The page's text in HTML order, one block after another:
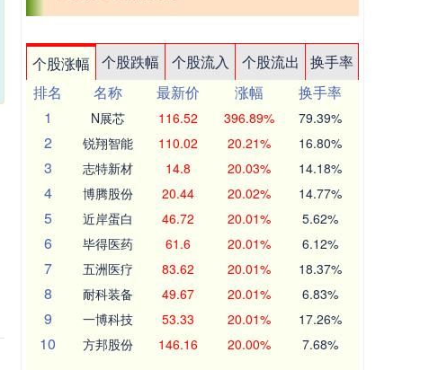
个股涨幅 个股跌幅 个股流入 个股流出
换手率
排名
名称 最新价 涨幅
换手率
1
N展芯 116.52 396.89% 79.39%
2 锐翔智能 110.02 20.21% 16.80%
3 志特新材 14.8 20.03% 14.18%
4 博腾股份 20.44 20.02% 14.77%
5 近岸蛋白 46.72 20.01% 5.62%
6 毕得医药 61.6 20.01% 6.12%
7 五洲医疗 83.62 20.01% 18.37%
8 耐科装备 49.67 20.01% 6.83%
9 一博科技 53.33 20.01% 17.26%
10 方邦股份 146.16 20.00% 7.68%